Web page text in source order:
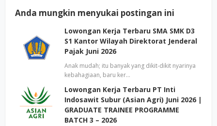
Anda mungkin menyukai postingan ini
Lowongan Kerja Terbaru SMA SMK D3
S1 Kantor Wilayah Direktorat Jenderal
Pajak Juni 2026
Anak mudah; itu banyak yang dikit-dikit nyarinya
kebahagiaan, baru ker…
Lowongan Kerja Terbaru PT Inti
Indosawit Subur (Asian Agri) Juni 2026 |
GRADUATE TRAINEE PROGRAMME
BATCH 3 – 2026